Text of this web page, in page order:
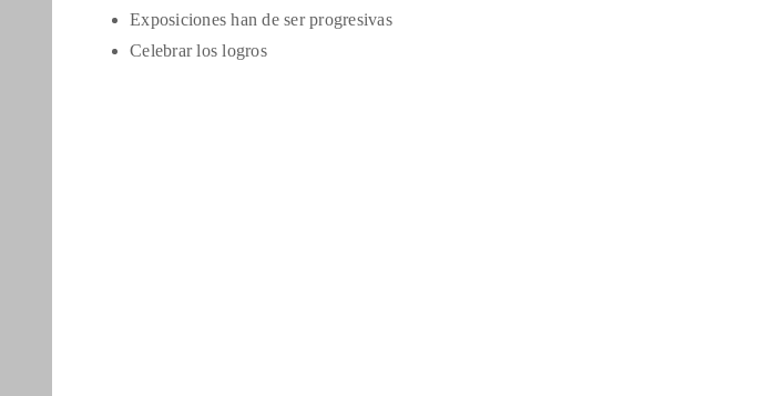
Exposiciones han de ser progresivas
Celebrar los logros